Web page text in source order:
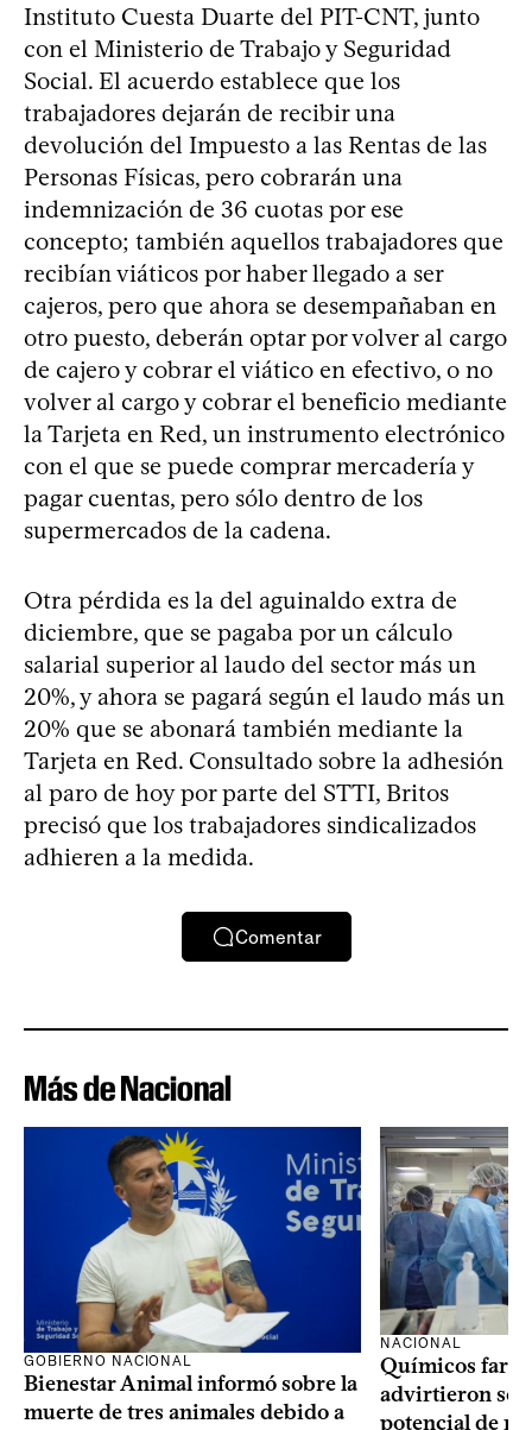
Instituto Cuesta Duarte del PIT-CNT, junto
con el Ministerio de Trabajo y Seguridad
Social. El acuerdo establece que los
trabajadores dejarán de recibir una
devolución del Impuesto a las Rentas de las
Personas Físicas, pero cobrarán una
indemnización de 36 cuotas por ese
concepto; también aquellos trabajadores que
recibían viáticos por haber llegado a ser
cajeros, pero que ahora se desempañaban en
otro puesto, deberán optar por volver al cargo
de cajero y cobrar el viático en efectivo, o no
volver al cargo y cobrar el beneficio mediante
la Tarjeta en Red, un instrumento electrónico
con el que se puede comprar mercadería y
pagar cuentas, pero sólo dentro de los
supermercados de la cadena.
Otra pérdida es la del aguinaldo extra de
diciembre, que se pagaba por un cálculo
salarial superior al laudo del sector más un
20%, y ahora se pagará según el laudo más un
20% que se abonará también mediante la
Tarjeta en Red. Consultado sobre la adhesión
al paro de hoy por parte del STTI, Britos
precisó que los trabajadores sindicalizados
adhieren a la medida.
Comentar
Más de Nacional
GOBIERNO NACIONAL
Bienestar Animal informó sobre la
muerte de tres animales debido a
NACIONAL
Químicos
advirtieron
potencial de